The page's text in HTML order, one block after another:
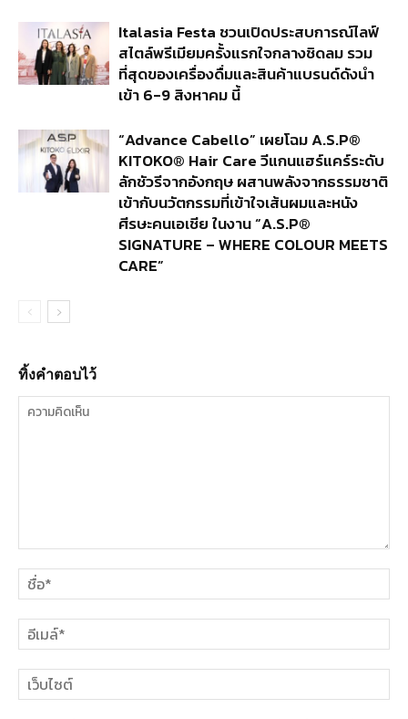
Italasia Festa ชวนเปิดประสบการณ์ไลฟ์
สไตล์พรีเมียมครั้งแรกใจกลางชิดลม รวม
ที่สุดของเครื่องดื่มและสินค้าแบรนด์ดังนำ
เข้า 6-9 สิงหาคม นี้
“Advance Cabello” เผยโฉม A.S.P®
KITOKO® Hair Care วีแกนแฮร์แคร์ระดับ
ลักชัวรีจากอังกฤษ ผสานพลังจากธรรมชาติ
เข้ากับนวัตกรรมที่เข้าใจเส้นผมและหนัง
ศีรษะคนเอเชีย ในงาน “A.S.P®
SIGNATURE – WHERE COLOUR MEETS
CARE”
ทิ้งคำตอบไว้